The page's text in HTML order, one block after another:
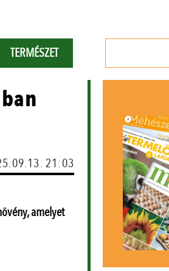
TERMÉSZET
21:03
amelyet